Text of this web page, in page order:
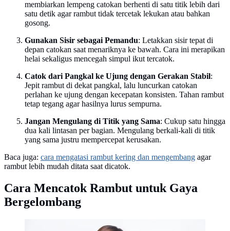
membiarkan lempeng catokan berhenti di satu titik lebih dari
satu detik agar rambut tidak tercetak lekukan atau bahkan
gosong.
Gunakan Sisir sebagai Pemandu: Letakkan sisir tepat di
depan catokan saat menariknya ke bawah. Cara ini merapikan
helai sekaligus mencegah simpul ikut tercatok.
Catok dari Pangkal ke Ujung dengan Gerakan Stabil:
Jepit rambut di dekat pangkal, lalu luncurkan catokan
perlahan ke ujung dengan kecepatan konsisten. Tahan rambut
tetap tegang agar hasilnya lurus sempurna.
Jangan Mengulang di Titik yang Sama: Cukup satu hingga
dua kali lintasan per bagian. Mengulang berkali-kali di titik
yang sama justru mempercepat kerusakan.
Baca juga: cara mengatasi rambut kering dan mengembang agar
rambut lebih mudah ditata saat dicatok.
Cara Mencatok Rambut untuk Gaya
Bergelombang